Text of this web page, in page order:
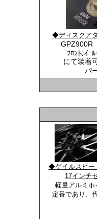
◆ディスクア
GPZ900R
ﾌﾛﾝﾄﾎｲｰ
にて装着
パ
◆ゲイルスピー
17インチ
軽量アルミホ
定番であり、